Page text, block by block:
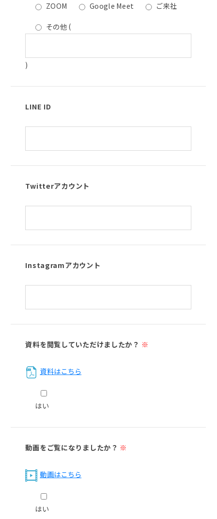
ZOOM Google Meet ご来社
その他(
)
LINE ID
Twitterアカウント
Instagramアカウント
資料を閲覧していただけましたか？ ※
資料はこちら
はい
動画をご覧になりましたか？ ※
動画はこちら
はい